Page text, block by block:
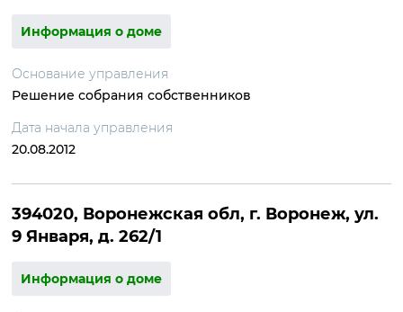
Информация о доме
Основание управления
Решение собрания собственников
Дата начала управления
20.08.2012
394020, Воронежская обл, г. Воронеж, ул.
9 Января, д. 262/1
Информация о доме